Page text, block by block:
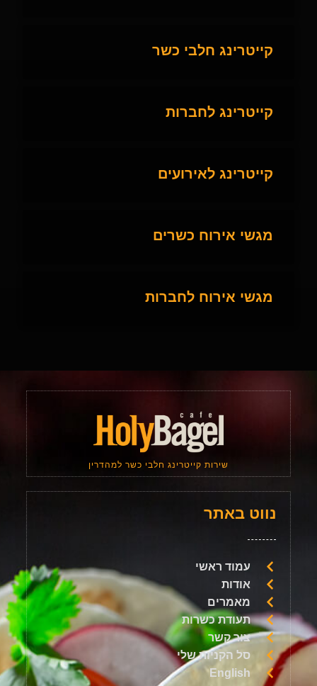
קייטרינג חלבי כשר
קייטרינג לחברות
קייטרינג לאירועים
מגשי אירוח כשרים
מגשי אירוח לחברות
נווט באתר
עמוד ראשי
אודות
מאמרים
תעודת כשרות
צור קשר
סל הקניות שלי
English
שירות קייטרינג חלבי כשר למהדרין